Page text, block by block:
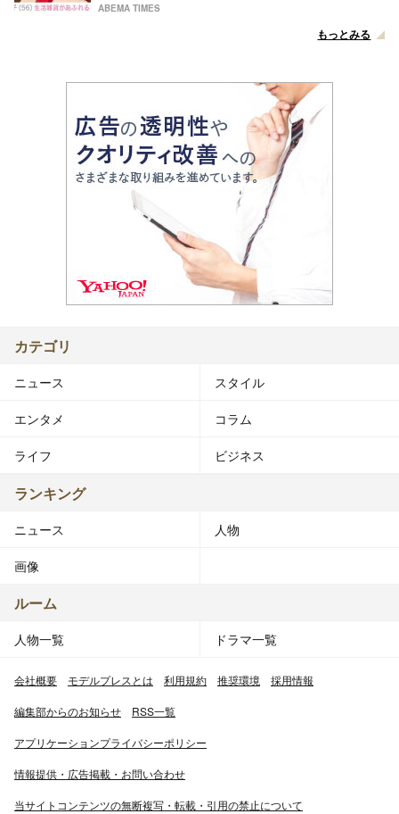
ABEMA TIMES
もっとみる
カテゴリ
ニュース スタイル
エンタメ コラム
ライフ ビジネス
ランキング
ニュース 人物
画像
ルーム
人物一覧 ドラマ一覧
会社概要 モデルプレスとは 利用規約 推奨環境 採用情報
編集部からのお知らせ RSS一覧
アプリケーションプライバシーポリシー
情報提供・広告掲載・お問い合わせ
当サイトコンテンツの無断複写・転載・引用の禁止について